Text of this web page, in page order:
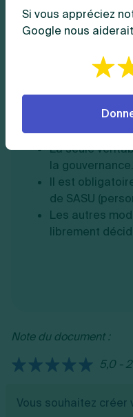
LaSASU, acronyme
Simplifiée
juridique avec un
Il est très
l'indépendance.
Il permet de
liberté
La seule
la gouvernance.
Il est
de SASU
Les autres
librement
Note du document :
5,0 -
Vous souhaitez
Si vous appréciez
Google nous